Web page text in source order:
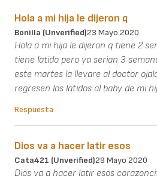
Hola a mi hija le dijeron q
Bonilla (unverified)23 Mayo 2020
Hola a mi hija le dijeron q tiene 2
tiene latido pero ya serian 3
este martes la llevare al doctor
regresen los latidos al baby de mi
Respuesta
Dios va a hacer latir esos
Cata421 (unverified)29 Mayo 2020
Dios va a hacer latir esos